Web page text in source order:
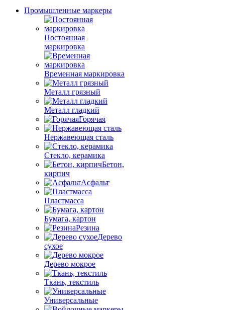
Промышленные маркеры
Постоянная
маркировка
Временная маркировка
Металл грязный
Металл гладкий
Горячая
Нержавеющая сталь
Стекло, керамика
Бетон,
кирпич
Асфальт
Пластмасса
Бумага, картон
Резина
Дерево
сухое
Дерево мокрое
Ткань, текстиль
Универсальные